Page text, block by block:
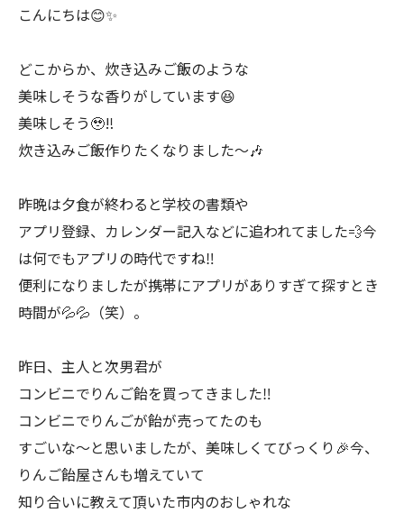
こんにちは😊✨
どこからか、炊き込みご飯のような
美味しそうな香りがしています😆
美味しそう🥹‼️
炊き込みご飯作りたくなりました〜🎶
昨晩は夕食が終わると学校の書類や
アプリ登録、カレンダー記入などに追われてました💨今
は何でもアプリの時代ですね‼️
便利になりましたが携帯にアプリがありすぎて探すとき
時間が💦💦（笑）。
昨日、主人と次男君が
コンビニでりんご飴を買ってきました‼️
コンビニでりんごが飴が売ってたのも
すごいな〜と思いましたが、美味しくてびっくり🎉今、
りんご飴屋さんも増えていて
知り合いに教えて頂いた市内のおしゃれな